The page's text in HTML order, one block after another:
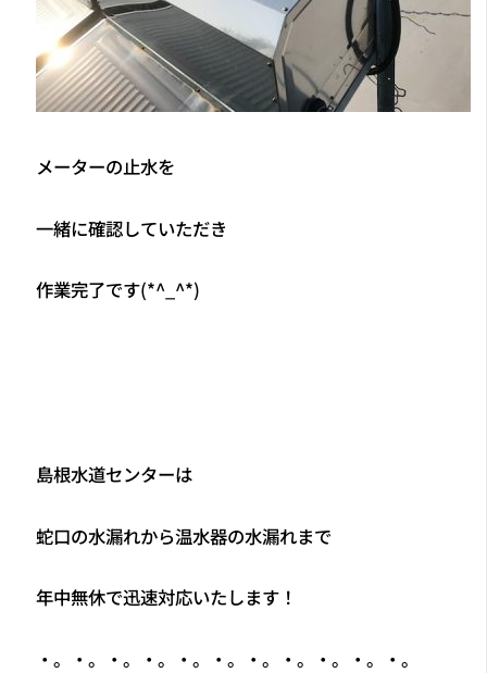
メーターの止水を
一緒に確認していただき
作業完了です(*^_^*)
島根水道センターは
蛇口の水漏れから温水器の水漏れまで
年中無休で迅速対応いたします！
・。・。・。・。・。・。・。・。・。・。・。